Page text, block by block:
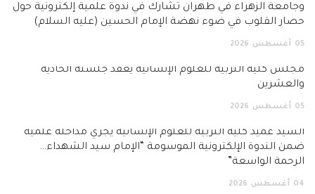
الزهراء في طهران تشارك في ندوة علمية إلكترونية حول
القلوب في ضوء نهضة الإمام الحسين (عليه السلام)
أغسطس 2026
كلية التربية للعلوم الإنسانية يعقد جلسته الحادية
أغسطس 2026
عميد كلية التربية للعلوم الإنسانية يجري مداخلة علمية
الندوة الإلكترونية الموسومة “الإمام سيد الشهداء…
الواسعة”
أغسطس 2026